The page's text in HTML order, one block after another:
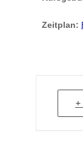
Zeitplan: